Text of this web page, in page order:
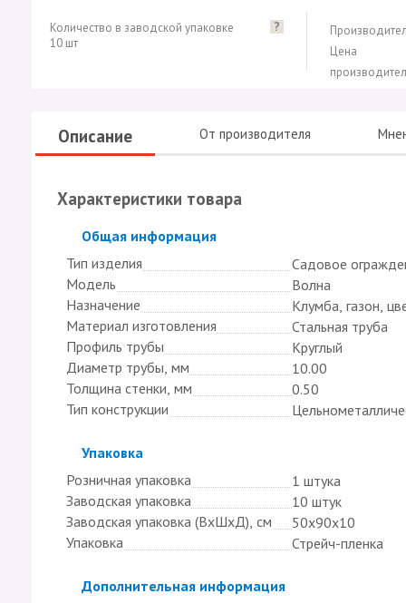
?
Количество в заводской упаковке
10 шт
Цена
Описание От производителя
Характеристики товара
Скрыть
Общая информация
Тип изделия
Садовое
Модель
Волна
Назначение
Клумба, газон,
Материал изготовления
Стальная труба
Профиль трубы
Круглый
Диаметр трубы, мм
10.00
Толщина стенки, мм
0.50
Тип конструкции
Скрыть
Упаковка
Розничная упаковка
1 штука
Заводская упаковка
10 штук
Заводская упаковка (ВхШхД), см
50х90х10
Упаковка
Стрейч-пленка
Скрыть
Дополнительная информация